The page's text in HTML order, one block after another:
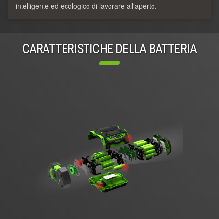
intelligente ed ecologico di lavorare all'aperto.
CARATTERISTICHE DELLA BATTERIA